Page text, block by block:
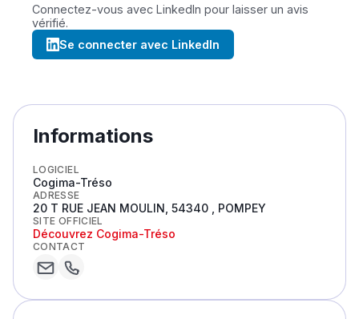
Connectez-vous avec LinkedIn pour laisser un avis
vérifié.
Se connecter avec LinkedIn
Informations
LOGICIEL
Cogima-Tréso
ADRESSE
20 T RUE JEAN MOULIN, 54340 , POMPEY
SITE OFFICIEL
Découvrez Cogima-Tréso
CONTACT